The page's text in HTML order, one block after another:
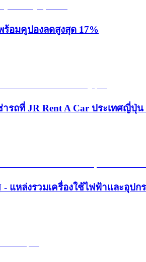
อมคูปองลดสูงสุด 17%
รถที่ JR Rent A Car ประเทศญี่ปุ่น
- แหล่งรวมเครื่องใช้ไฟฟ้าและอุป